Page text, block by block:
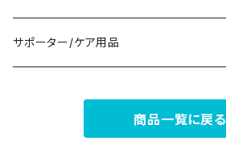
その他
その他
7分/長袖
ペチコート/ペチパンツ
ショルダーバッグ
カジュアルバッグ
アクセサリーケース
ブーツ
セット販売
サポーター/ケア用品
商品一覧に戻る